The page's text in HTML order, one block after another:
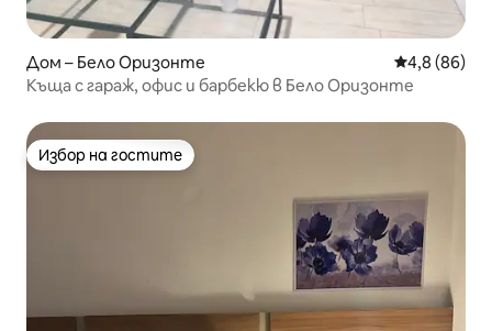
Дом – Бело Оризонте Средна
4,8 (86)
Къща с гараж, офис и барбекю в Бело Оризонте
Избор на гостите
Избор на гостите